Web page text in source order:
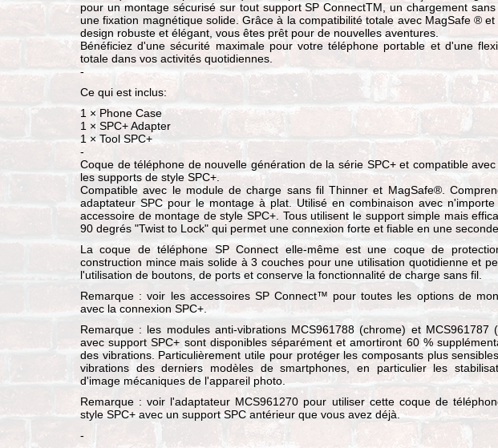
pour un montage sécurisé sur tout support SP ConnectTM, un chargement
une fixation magnétique solide. Grâce à la compatibilité totale avec MagSafe ® et
design robuste et élégant, vous êtes prêt pour de nouvelles aventures.
Bénéficiez d'une sécurité maximale pour votre téléphone portable et d'une
totale dans vos activités quotidiennes.
-
Ce qui est inclus:
1 × Phone Case
1 × SPC+ Adapter
1 × Tool SPC+
-
Coque de téléphone de nouvelle génération de la série SPC+ et compatible
les supports de style SPC+.
Compatible avec le module de charge sans fil Thinner et MagSafe®.
adaptateur SPC pour le montage à plat. Utilisé en combinaison avec n'importe
accessoire de montage de style SPC+. Tous utilisent le support simple mais
90 degrés "Twist to Lock" qui permet une connexion forte et fiable en une seconde.
La coque de téléphone SP Connect elle-même est une coque de
construction mince mais solide à 3 couches pour une utilisation quotidienne et
l'utilisation de boutons, de ports et conserve la fonctionnalité de charge sans fil.
Remarque : voir les accessoires SP Connect™ pour toutes les options de
avec la connexion SPC+.
Remarque : les modules anti-vibrations MCS961788 (chrome) et MCS961787
avec support SPC+ sont disponibles séparément et amortiront 60 %
des vibrations. Particulièrement utile pour protéger les composants plus
vibrations des derniers modèles de smartphones, en particulier les
d'image mécaniques de l'appareil photo.
Remarque : voir l'adaptateur MCS961270 pour utiliser cette coque de
style SPC+ avec un support SPC antérieur que vous avez déjà.
-